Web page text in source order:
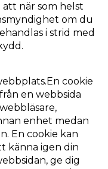
att när som helst
om du
i strid med
cookie
en webbsida
enhet medan
En cookie kan
känna igen din
ge dig